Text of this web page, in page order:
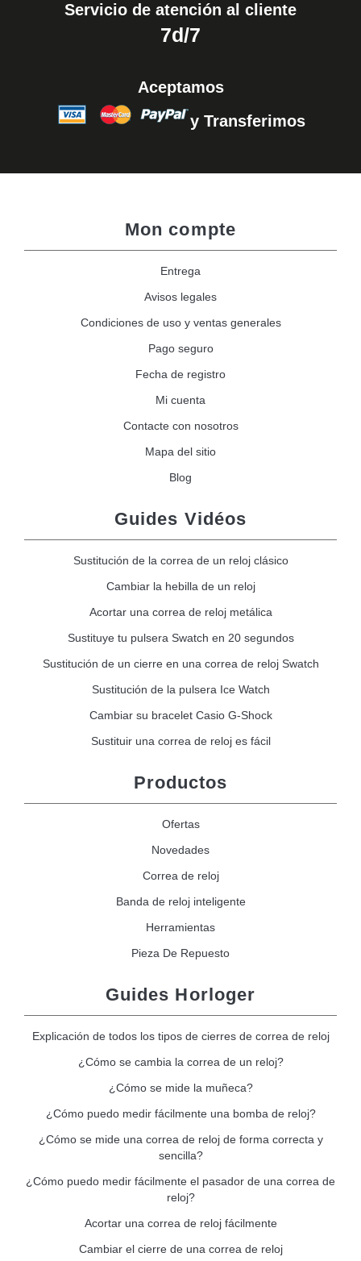
Servicio de atención al cliente
7d/7
Aceptamos
y Transferimos
Mon compte
Entrega
Avisos legales
Condiciones de uso y ventas generales
Pago seguro
Fecha de registro
Mi cuenta
Contacte con nosotros
Mapa del sitio
Blog
Guides Vidéos
Sustitución de la correa de un reloj clásico
Cambiar la hebilla de un reloj
Acortar una correa de reloj metálica
Sustituye tu pulsera Swatch en 20 segundos
Sustitución de un cierre en una correa de reloj Swatch
Sustitución de la pulsera Ice Watch
Cambiar su bracelet Casio G-Shock
Sustituir una correa de reloj es fácil
Productos
Ofertas
Novedades
Correa de reloj
Banda de reloj inteligente
Herramientas
Pieza De Repuesto
Guides Horloger
Explicación de todos los tipos de cierres de correa de reloj
¿Cómo se cambia la correa de un reloj?
¿Cómo se mide la muñeca?
¿Cómo puedo medir fácilmente una bomba de reloj?
¿Cómo se mide una correa de reloj de forma correcta y
sencilla?
¿Cómo puedo medir fácilmente el pasador de una correa de
reloj?
Acortar una correa de reloj fácilmente
Cambiar el cierre de una correa de reloj